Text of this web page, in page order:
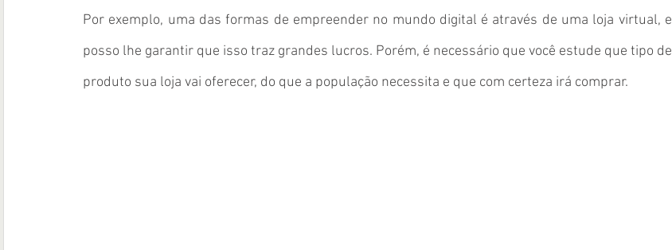
Por exemplo, uma das formas de empreender no mundo digital é através de uma loja virtual, e
posso lhe garantir que isso traz grandes lucros. Porém, é necessário que você estude que tipo de
produto sua loja vai oferecer, do que a população necessita e que com certeza irá comprar.